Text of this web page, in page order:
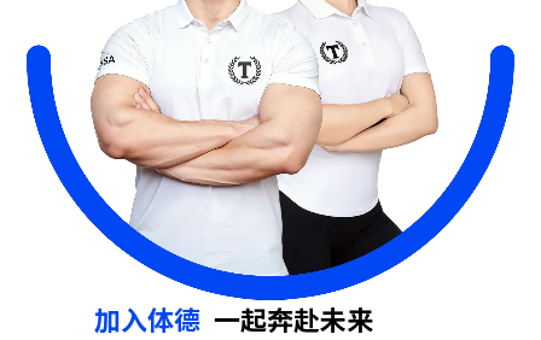
加入体德 ⼀起奔赴未来